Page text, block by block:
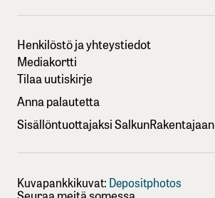
Henkilöstö ja yhteystiedot
Mediakortti
Tilaa uutiskirje
Anna palautetta
Sisällöntuottajaksi SalkunRakentajaan
Kuvapankkikuvat: Depositphotos